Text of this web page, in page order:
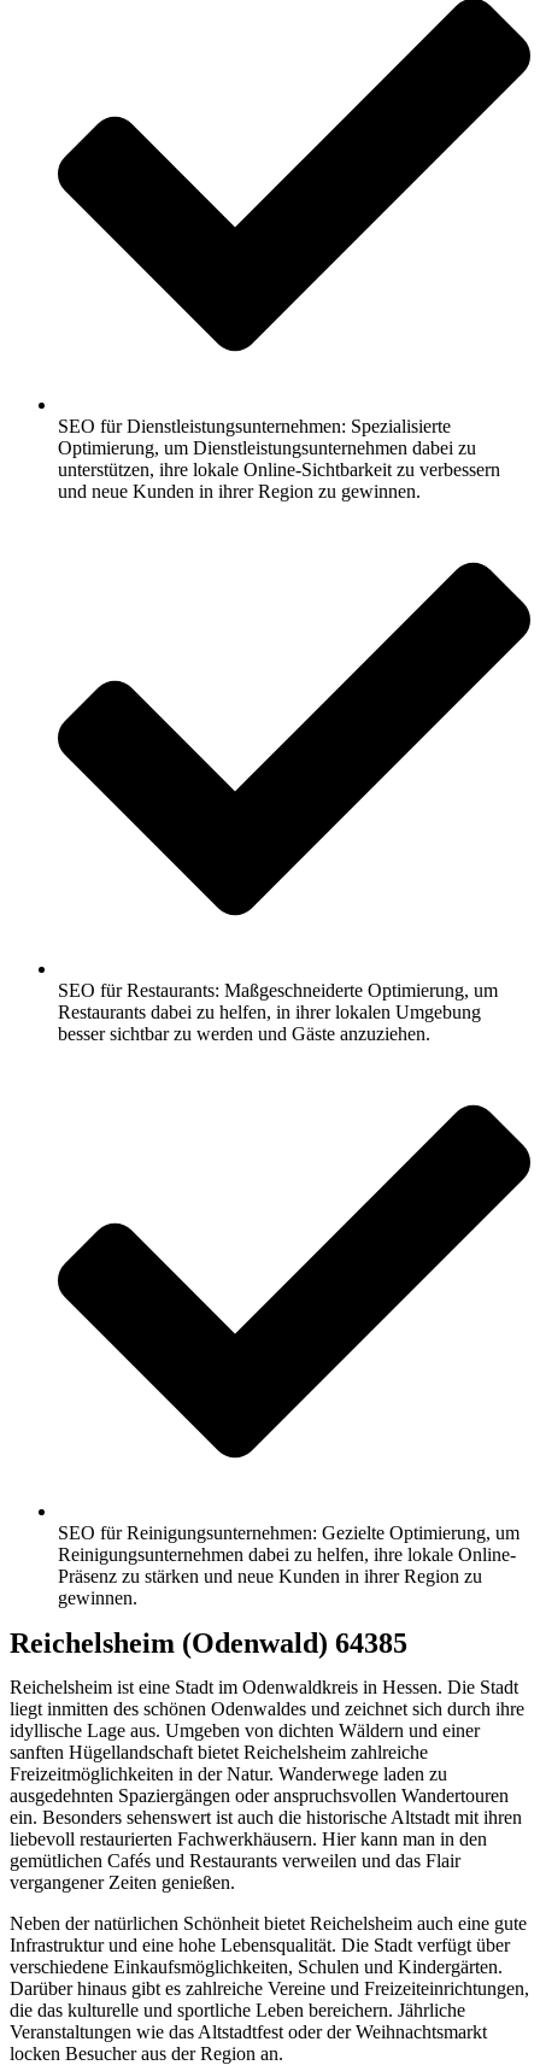
SEO für Dienstleistungsunternehmen: Spezialisierte
Optimierung, um Dienstleistungsunternehmen dabei zu
unterstützen, ihre lokale Online-Sichtbarkeit zu verbessern
und neue Kunden in ihrer Region zu gewinnen.
SEO für Restaurants: Maßgeschneiderte Optimierung, um
Restaurants dabei zu helfen, in ihrer lokalen Umgebung
besser sichtbar zu werden und Gäste anzuziehen.
SEO für Reinigungsunternehmen: Gezielte Optimierung, um
Reinigungsunternehmen dabei zu helfen, ihre lokale Online-
Präsenz zu stärken und neue Kunden in ihrer Region zu
gewinnen.
Reichelsheim (Odenwald) 64385
Reichelsheim ist eine Stadt im Odenwaldkreis in Hessen. Die Stadt
liegt inmitten des schönen Odenwaldes und zeichnet sich durch ihre
idyllische Lage aus. Umgeben von dichten Wäldern und einer
sanften Hügellandschaft bietet Reichelsheim zahlreiche
Freizeitmöglichkeiten in der Natur. Wanderwege laden zu
ausgedehnten Spaziergängen oder anspruchsvollen Wandertouren
ein. Besonders sehenswert ist auch die historische Altstadt mit ihren
liebevoll restaurierten Fachwerkhäusern. Hier kann man in den
gemütlichen Cafés und Restaurants verweilen und das Flair
vergangener Zeiten genießen.
Neben der natürlichen Schönheit bietet Reichelsheim auch eine gute
Infrastruktur und eine hohe Lebensqualität. Die Stadt verfügt über
verschiedene Einkaufsmöglichkeiten, Schulen und Kindergärten.
Darüber hinaus gibt es zahlreiche Vereine und Freizeiteinrichtungen,
die das kulturelle und sportliche Leben bereichern. Jährliche
Veranstaltungen wie das Altstadtfest oder der Weihnachtsmarkt
locken Besucher aus der Region an.